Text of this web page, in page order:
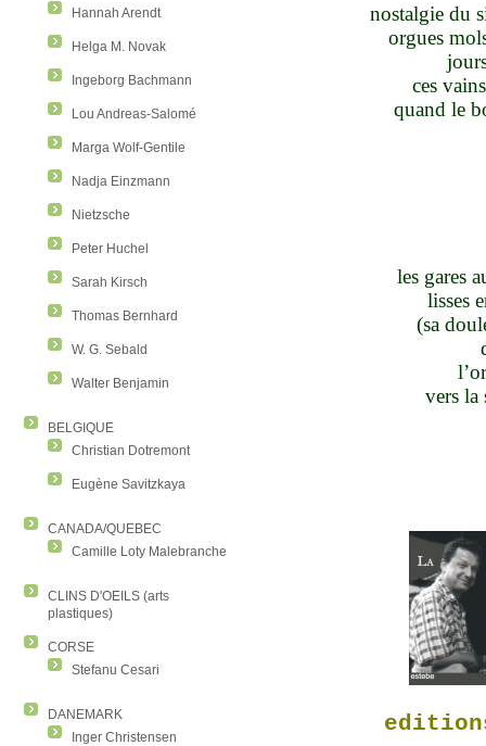
Hannah Arendt
Helga M. Novak
Ingeborg Bachmann
Lou Andreas-Salomé
Marga Wolf-Gentile
Nadja Einzmann
Nietzsche
Peter Huchel
Sarah Kirsch
Thomas Bernhard
W. G. Sebald
Walter Benjamin
BELGIQUE
Christian Dotremont
Eugène Savitzkaya
CANADA/QUEBEC
Camille Loty Malebranche
CLINS D'OEILS (arts
plastiques)
CORSE
Stefanu Cesari
DANEMARK
Inger Christensen
nostalgie du
orgues
ces
quand le
les gares
lisses
(sa
vers la